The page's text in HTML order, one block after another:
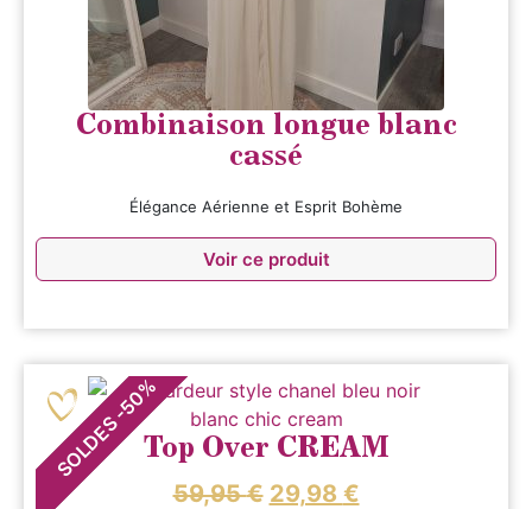
Combinaison longue blanc
cassé
Élégance Aérienne et Esprit Bohème
Voir ce produit
SOLDES
-
50
%
Top Over CREAM
59,95€ 29,98 €